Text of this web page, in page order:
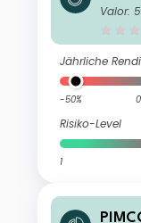
ss
Valor:
Jährliche
-50%
Risiko-Level
1